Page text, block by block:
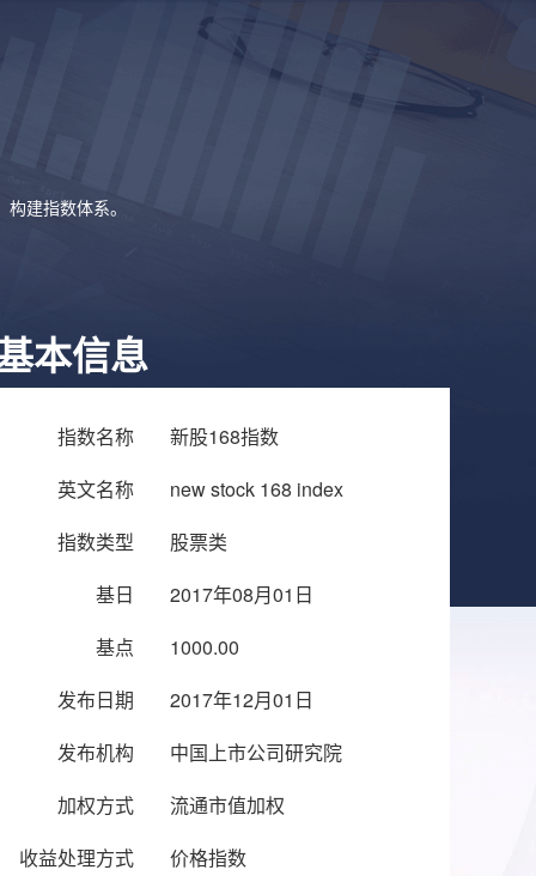
建指数体系。
本信息
指数名称
新股168指数
英文名称
new stock 168 index
指数类型
股票类
基日
2017年08月01日
基点
1000.00
发布日期
2017年12月01日
发布机构
中国上市公司研究院
加权方式
流通市值加权
收益处理方式
价格指数